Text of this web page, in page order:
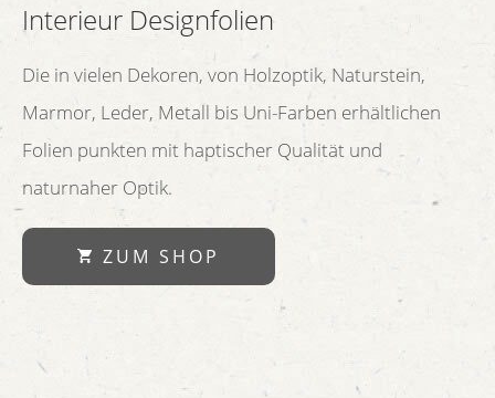
Interieur Designfolien
Die in vielen Dekoren, von Holzoptik, Naturstein,
Marmor, Leder, Metall bis Uni-Farben erhältlichen
Folien punkten mit haptischer Qualität und
naturnaher Optik.
ZUM SHOP